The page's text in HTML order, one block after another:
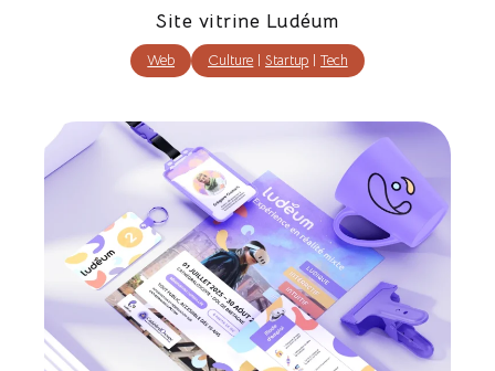
Site vitrine Ludéum
Web Culture |Startup |Tech